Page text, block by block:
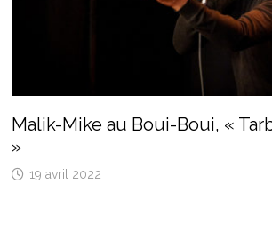
Malik-Mike au Boui-Boui, «
»
19 avril 2022